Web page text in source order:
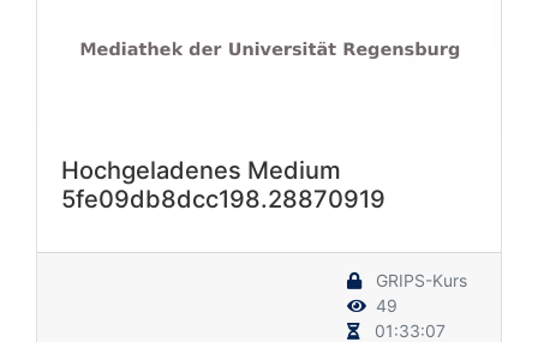
Hochgeladenes Medium
5fe09db8dcc198.28870919
GRIPS-Kurs
49
01:33:07